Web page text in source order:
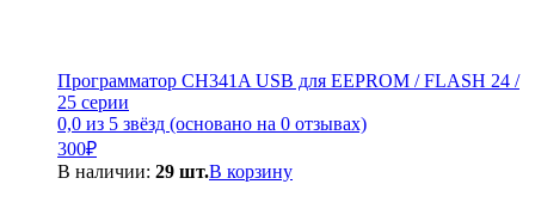
Программатор CH341A USB для EEPROM / FLASH 24 /
25 серии
0,0 из 5 звёзд (основано на 0 отзывах)
300₽
В наличии: 29 шт.В корзину